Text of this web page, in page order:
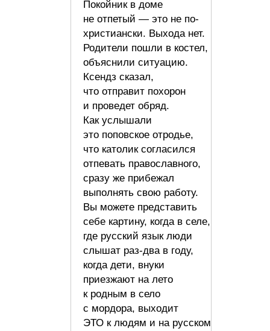
Покойник в доме
не отпетый — это не по-
христиански. Выхода нет.
Родители пошли в костел,
объяснили ситуацию.
Ксендз сказал,
что отправит похорон
и проведет обряд.
Как услышали
это поповское отродье,
что католик согласился
отпевать православного,
сразу же прибежал
выполнять свою работу.
Вы можете представить
себе картину, когда в селе,
где русский язык люди
слышат раз-два в году,
когда дети, внуки
приезжают на лето
к родным в село
с мордора, выходит
ЭТО к людям и на русском